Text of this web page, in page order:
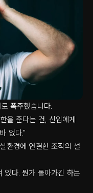
폭주했습니다.
을 준다는 건, 신입에게
없다.”
환경에 연결한 조직의 설
있다. 뭔가 돌아가긴 하는